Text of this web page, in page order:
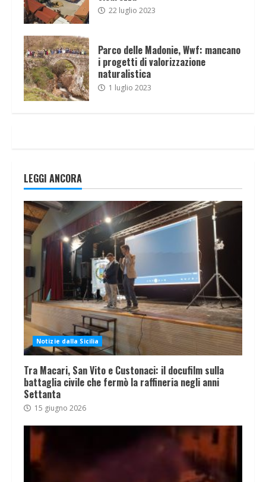
22 luglio 2023
Parco delle Madonie, Wwf: mancano
i progetti di valorizzazione
naturalistica
1 luglio 2023
LEGGI ANCORA
Notizie dalla Sicilia
Tra Macari, San Vito e Custonaci: il docufilm sulla
battaglia civile che fermò la raffineria negli anni
Settanta
15 giugno 2026